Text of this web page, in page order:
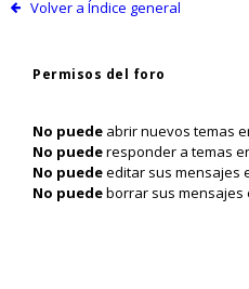
Volver a Índice general
Permisos del foro
No puede abrir nuevos temas
No puederesponder a temas
No puedeeditar sus mensajes
No puedeborrar sus mensajes